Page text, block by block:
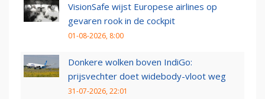
VisionSafe wijst Europese airlines op
gevaren rook in de cockpit
01-08-2026, 8:00
Donkere wolken boven IndiGo:
prijsvechter doet widebody-vloot weg
31-07-2026, 22:01